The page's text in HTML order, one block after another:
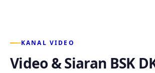
KANAL VIDEO
Video & Siaran BSK